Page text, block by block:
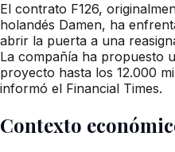
El contrato F126,
holandés Damen, ha
abrir la puerta a una
La compañía ha propuesto
proyecto hasta los 12.000
informó el Financial Times.
Contexto